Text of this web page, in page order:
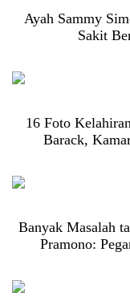
Ayah Sammy
Sakit
16 Foto
Barack,
Banyak Masalah
Pramono: